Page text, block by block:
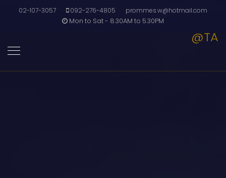
02-107-3057 092-276-4805
prommes.w@hotmail.com
Mon to Sat - 8.30AM to 5.30PM
@TA